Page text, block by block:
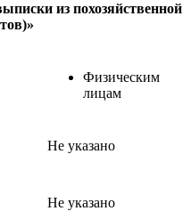
из похозяйственной
Физическим
лицам
Не указано
Не указано